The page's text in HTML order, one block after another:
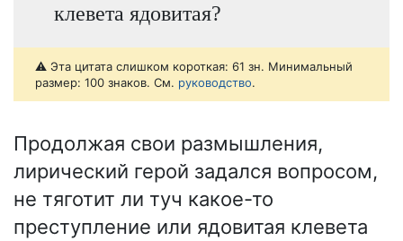
клевета ядовитая?
⚠️ Эта цитата слишком короткая: 61 зн. Минимальный
размер: 100 знаков. См. руководство.
Продолжая свои размышления,
лирический герой задался вопросом,
не тяготит ли туч какое-то
преступление или ядовитая клевета